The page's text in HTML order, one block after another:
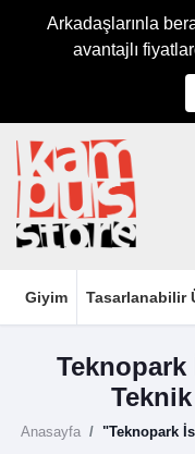
Arkadaşlarınla
avantajlı
Giyim Tasarlanabilir
Anasayfa "Teknopark